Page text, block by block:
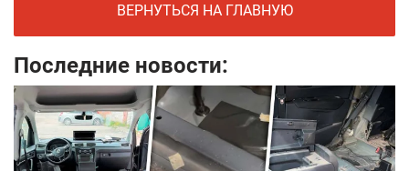
ВЕРНУТЬСЯ НА ГЛАВНУЮ
Последние новости: